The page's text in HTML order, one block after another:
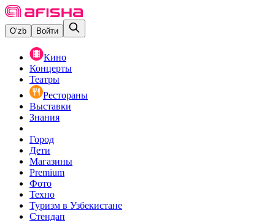
O‘zb Войти
Кино
Концерты
Театры
Рестораны
Выставки
Знания
Город
Дети
Магазины
Premium
Фото
Техно
Туризм в Узбекистане
Стендап